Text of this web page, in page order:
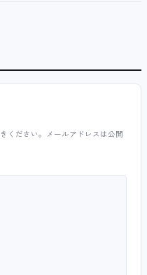
ください。メールアドレスは公開